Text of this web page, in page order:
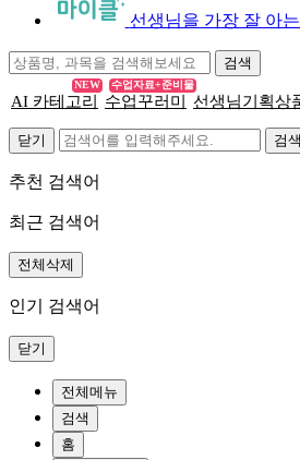
선생님을 가장 잘 아
AI 카테고리
NEW
수업꾸러미
수업자료+준비물
선생님기획상
닫기
추천 검색어
최근 검색어
전체삭제
인기 검색어
닫기
전체메뉴
검색
홈